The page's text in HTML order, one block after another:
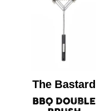
The Bastard
BBQ DOUBLE